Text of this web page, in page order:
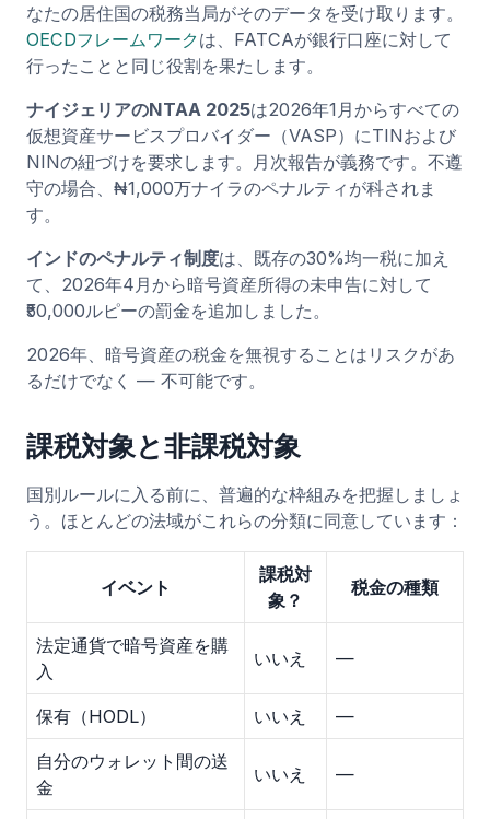
なたの居住国の税務当局がそのデータを受け取ります。
OECDフレームワークは、FATCAが銀行口座に対して
行ったことと同じ役割を果たします。
ナイジェリアのNTAA 2025は2026年1月からすべての
仮想資産サービスプロバイダー（VASP）にTINおよび
NINの紐づけを要求します。月次報告が義務です。不遵
守の場合、₦1,000万ナイラのペナルティが科されま
す。
インドのペナルティ制度は、既存の30%均一税に加え
て、2026年4月から暗号資産所得の未申告に対して
₹50,000ルピーの罰金を追加しました。
2026年、暗号資産の税金を無視することはリスクがあ
るだけでなく — 不可能です。
課税対象と非課税対象
国別ルールに入る前に、普遍的な枠組みを把握しましょ
う。ほとんどの法域がこれらの分類に同意しています：
イベント
課税対
象？
税金の種類
法定通貨で暗号資産を購
入
いいえ —
保有（HODL） いいえ —
自分のウォレット間の送
金
いいえ —